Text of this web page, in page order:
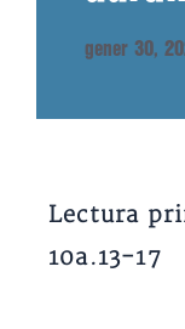
gener 30,
Lectura
10a.13-17